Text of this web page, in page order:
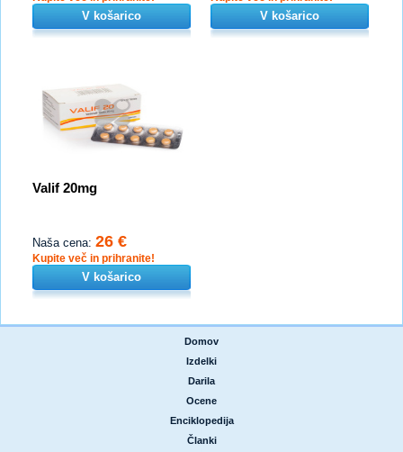
V košarico V košarico
Valif 20mg
Naša cena: 26 €
Kupite več in prihranite!
V košarico
Domov
Izdelki
Darila
Ocene
Enciklopedija
Članki